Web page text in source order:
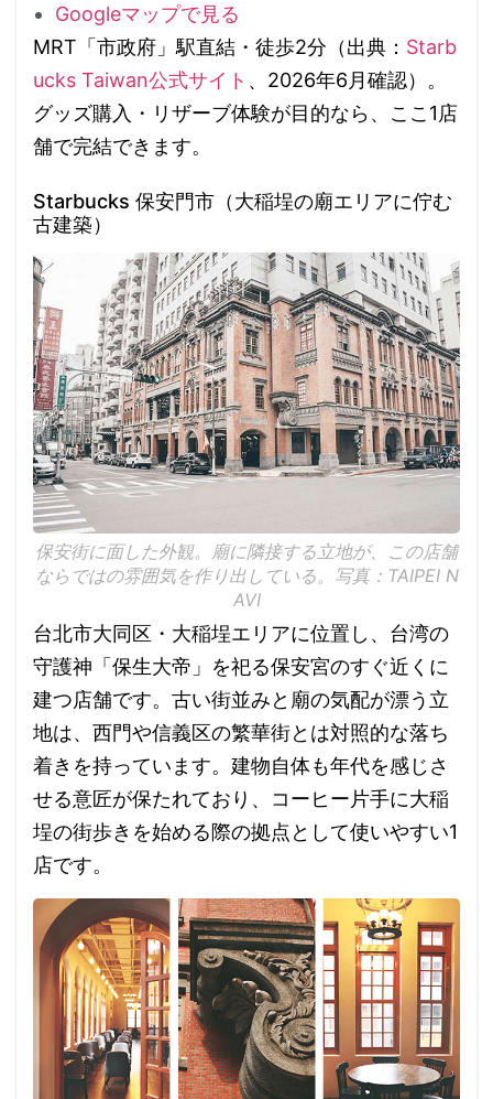
Googleマップで見る
MRT「市政府」駅直結・徒歩2分（出典： Starb
ucks Taiwan公式サイト 、2026年6月確認）。
グッズ購入・リザーブ体験が目的なら、ここ1店
舗で完結できます。
Starbucks 保安門市（大稲埕の廟エリアに佇む
古建築）
保安街に面した外観。廟に隣接する立地が、この店舗
ならではの雰囲気を作り出している。写真：TAIPEI N
AVI
台北市大同区・大稲埕エリアに位置し、台湾の
守護神「保生大帝」を祀る保安宮のすぐ近くに
建つ店舗です。古い街並みと廟の気配が漂う立
地は、西門や信義区の繁華街とは対照的な落ち
着きを持っています。建物自体も年代を感じさ
せる意匠が保たれており、コーヒー片手に大稲
埕の街歩きを始める際の拠点として使いやすい1
店です。